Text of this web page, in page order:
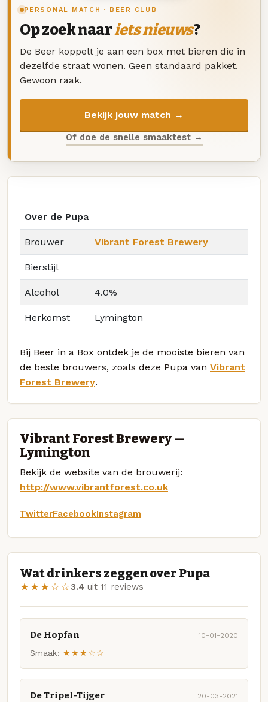
PERSONAL MATCH · BEER CLUB
Op zoek naariets nieuws?
De Beer koppelt je aan een box met bieren die in
dezelfde straat wonen. Geen standaard pakket.
Gewoon raak.
Bekijk jouw match →
Of doe de snelle smaaktest →
Over de Pupa
Brouwer Vibrant Forest Brewery
Bierstijl
Alcohol 4.0%
Herkomst Lymington
Bij Beer in a Box ontdek je de mooiste bieren van
de beste brouwers, zoals deze Pupa van Vibrant
Forest Brewery.
Vibrant Forest Brewery —
Lymington
Bekijk de website van de brouwerij:
http://www.vibrantforest.co.uk
TwitterFacebookInstagram
Wat drinkers zeggen over Pupa
★★★☆☆3.4 uit 11 reviews
De Hopfan 10-01-2020
Smaak: ★★★☆☆
De Tripel-Tijger 20-03-2021